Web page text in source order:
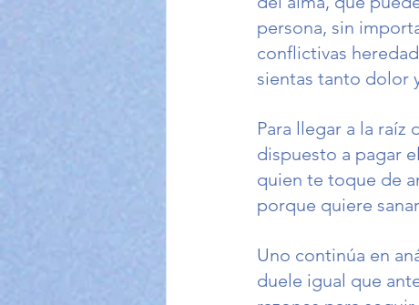
persona, sin
conflictivas
sientas tanto dolor
Para llegar a la
dispuesto a pagar
quien te toque de
porque quiere
Uno continúa en
duele igual que